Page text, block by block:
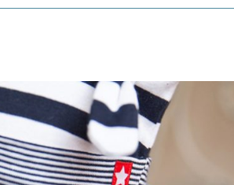
貿易順差達1125億美元
萬億日圓干預創新高
庫存緊張
上市公司
15%至47仙
好貿易及消費表現